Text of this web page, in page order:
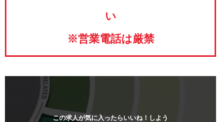
い
※営業電話は厳禁
この求人が気に入ったらいいね！しよう